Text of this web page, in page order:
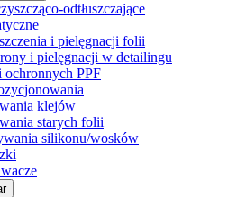
odtłuszczające
i pielęgnacji folii
i pielęgnacji w detailingu
PPF
klejów
starych folii
silikonu/wosków